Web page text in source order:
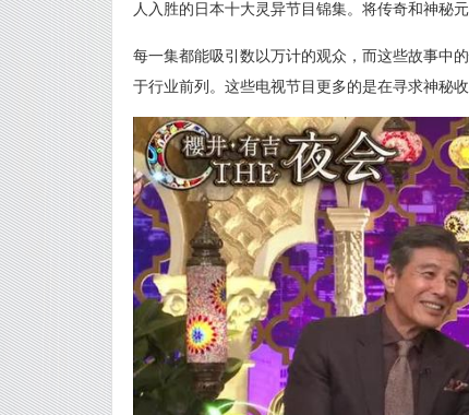
人入胜的日本十大灵异节目锦集。将传奇和神秘
每一集都能吸引数以万计的观众，而这些故事中
于行业前列。这些电视节目更多的是在寻求神秘